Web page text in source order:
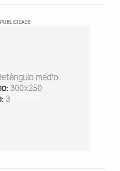
PUBLICIDADE